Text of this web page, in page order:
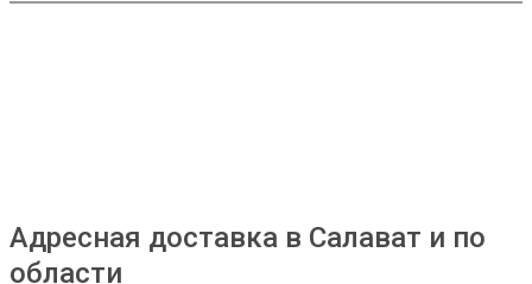
Адресная доставка в Салават и по
области